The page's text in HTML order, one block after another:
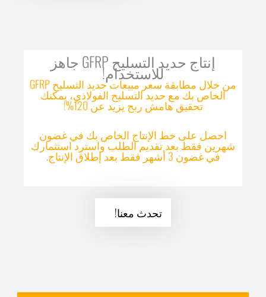
إنتاج حديد التسليح GFRP جاهز
للاستخدام!
من خلال مطابقة سعر مبيعات حديد التسليح GFRP
الخاص بك مع حديد التسليح الفولاذي، يمكنك
تحقيق هامش ربح يزيد عن 120%!
احصل على خط الإنتاج الخاص بك في غضون
شهرين فقط بعد تقديم الطلب واسترد استثمارك
في غضون 3 أشهر فقط بعد إطلاق الإنتاج.
تحدث معنا!